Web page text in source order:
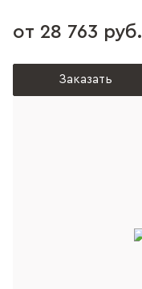
от 28 763 руб.
Заказать